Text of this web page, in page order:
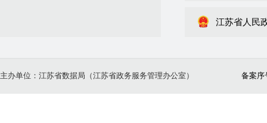
江苏省人民
主办单位：江苏省数据局（江苏省政务服务管理办公室） 备案序